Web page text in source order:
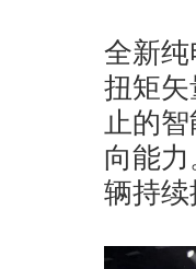
全新
扭矩
止的
向能
辆持续